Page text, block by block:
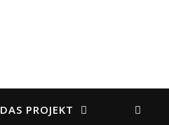
DAS PROJEKT